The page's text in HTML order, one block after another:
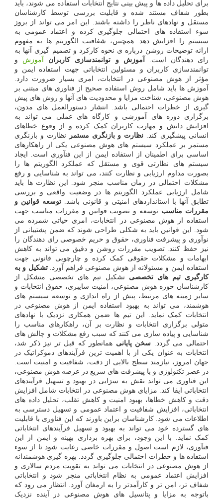
برای تحلیل داده ها و پیش بینی نتایج انتخابات استفاده می شوند، باید
بطور شفاف مستند شده و قابلیت بررسی توسط کارشناسان
مستقل و نهادهای ناظر را داشته باشند. این امر می تواند از بروز
سوء استفاده های احتمالی جلوگیری کرده و اعتماد عمومی به
سیستم را افزایش دهد. همچنین، شفافیت الگوریتم ها به مفهوم
ارائه توضیحات روشن درباره ی نحوه کارکرد و تصمیم گیری آنها به
رای دهندگان است.
آموزش و توانمندسازی کاربران آموزش و
توانمندسازی کاربران و مسئولین انتخاباتی جهت استفاده ایمن و
مؤثر از هوش مصنوعی در انتخابات، امری بسیار ضرورت دارد.
آموزش ها باید شامل روش استفاده صحیح از فناوری های مبتنی بر
هوش مصنوعی، شناخت مزایا و محدودیت های آنها و روش های پیش
گیری از خطرات احتمالی باشد. انتشار دستورالعمل های مدون،
برگزاری دوره های آموزشی و کارگاه های عملی می تواند به
افزایش دانش و مهارت کاربران کمک کرده و از وقوع خطاهای
انسانی پیشگیری کند. نظارت و بازنگری مستمر
نظارت و بازنگری
مستمر بر عملکرد سیستم های هوش مصنوعی یکی از راهکارهای
اساسی برای اطمینان از استفاده ایمن از این فنآوری است. ایجاد
سیستم های نظارتی قوی و مستقل که عملکرد الگوریتم ها را
بصورت مداوم ارزیابی و نظارت کنند، می تواند به شناسایی و رفع
مشکلات احتمالی در زمان مناسب منجر شود. این نظارت ها باید
شامل ارزیابی عملکرد الگوریتم ها در وضعیت واقعی و بررسی
تطابق آنها با استانداردهای امنیتی و قانونی باشد. توسعه قوانین و
مقررات مناسب توسعه و تصویب قوانین و مقررات مناسب جهت
استفاده از هوش مصنوعی در انتخابات، امری حیاتی شمرده می
شود. این قوانین باید به شکلی طراحی شوند که ضمن پشتیبانی از
نوآوری و پیشرفت فناوری، حقوق و حریم خصوصی رای دهندگان را
نیز حفظ کنند. تصویب مقررات روشن و دقیق می تواند به کاهش
ابهامات و مشکلات حقوقی کمک کرده و چارچوبی قانونی جهت
استفاده ایمن و مسئولانه از هوش مصنوعی فراهم آورد.تشکیل و به
کارگیری تیم های تخصصی تشکیل تیم های تخصصی متشکل از
کارشناسان حوزه هوش مصنوعی، امنیت سایبری، حقوق انتخابات و
سایر زمینه های مرتبط، پیش از راه اندازی و توسعه سیستم های
هوشمند، می تواند به بهبود استفاده ایمن از هوش مصنوعی در
انتخابات کمک نماید. این تیم ها ضمن همکاری نزدیک با نهادهای
متولی برگزاری انتخابات و نظارت بر آن، راهکارهای مناسب را
شناسایی و پیاده سازی می کنند که سبب رفع مشکلات و چالش های
احتمالی می گردد. سخن پایانی همانطور که قبل تر نیز ذکر شد،
انتخابات به عنوان یکی از با اهمیت ترین فرآیندهای دموکراتیک در
جهان امروز، نیازمند سطح بالایی از دقت، شفافیت و امنیت است.
در عصر تکنولوژی و با پیشرفت های سریع در عرصه هوش مصنوعی،
این فناوری می تواند نقش به سزایی در بهبود و تسهیل فرآیندهای
انتخاباتی ایفا کند. مزایای هوش مصنوعی در انتخابات شامل افزایش
دقت و کاهش خطاها، بهبود امنیت و کاهش تقلب، تحلیل داده های
انتخاباتی، افزایش شفافیت و اعتماد عمومی و تسهیل دسترسی به
اطلاعات می شود. کارشناسان براین باورند که این فناوری با قابلیت
های گسترده خود می تواند به بهبود و تسهیل فرآیندهای انتخاباتی
کمک نماید. با این وجود، برای بهره برداری بهینه و ایمن از این
فنآوری، لازم است اصول و مقررات خاصی رعایت شود تا از سوء
استفاده ها و خطرات احتمالی جلوگیری گردد. بهره گیری هوشمندانه
از هوش مصنوعی در انتخابات می تواند به تقویت مردم سالاری و
افزایش اعتماد عمومی به نظام انتخاباتی منجر شود و انتخاباتی
شفاف تر، امن تر و کارآمدتر را به ارمغان آورد. انتظار می رود که
باتوجه به مزایا و پتانسیل های هوش مصنوعی در آینده نزدیک